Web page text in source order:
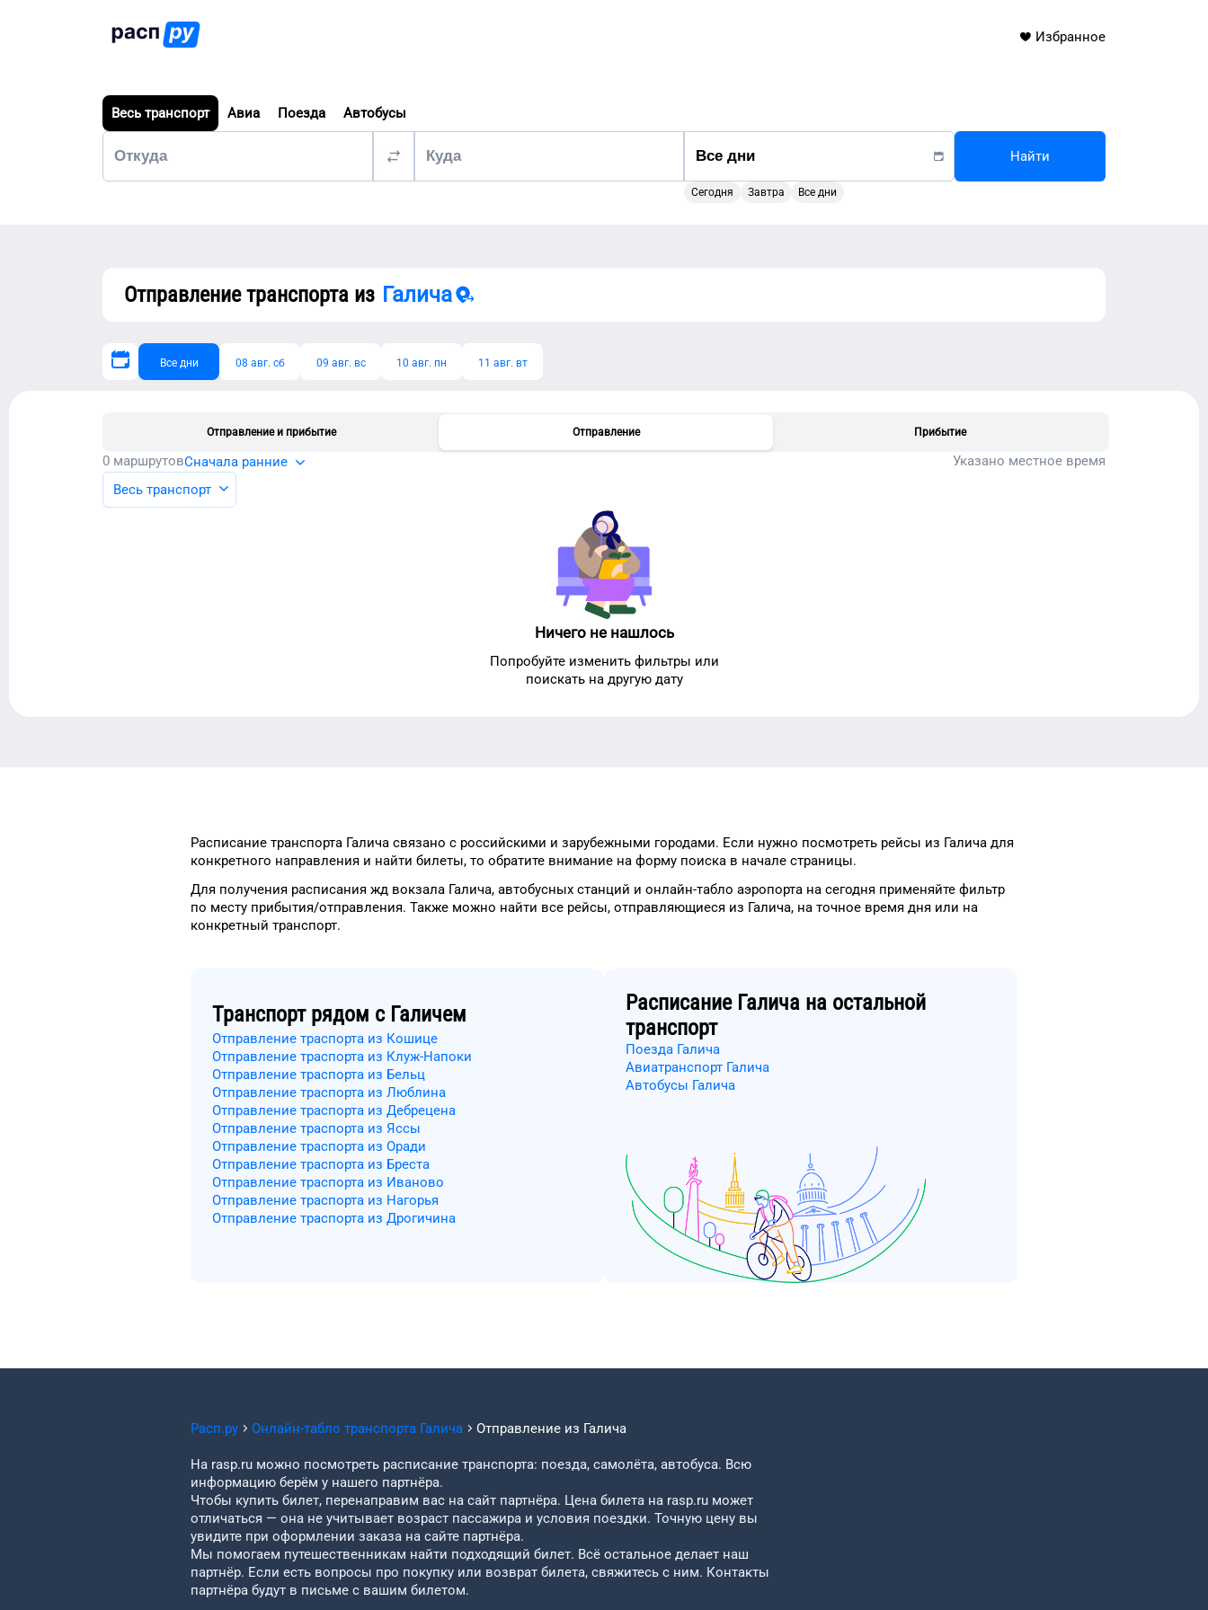
Избранное
Весь транспорт Авиа Поезда Автобусы
Сегодня Завтра Все дни
Найти
Отправление транспорта из Галича
Все дни 08 авг. сб 09 авг. вс 10 авг. пн 11 авг. вт
Отправление и прибытие Отправление Прибытие
0 маршрутовСначала ранние
Указано местное время
Весь транспорт
Ничего не нашлось
Попробуйте изменить фильтры или
поискать на другую дату
Расписание транспорта Галича связано с российскими и зарубежными городами. Если нужно посмотреть рейсы из Галича для
конкретного направления и найти билеты, то обратите внимание на форму поиска в начале страницы.
Для получения расписания жд вокзала Галича, автобусных станций и онлайн-табло аэропорта на сегодня применяйте фильтр
по месту прибытия/отправления. Также можно найти все рейсы, отправляющиеся из Галича, на точное время дня или на
конкретный транспорт.
Транспорт рядом с Галичем
Отправление траспорта из Кошице
Отправление траспорта из Клуж-Напоки
Отправление траспорта из Бельц
Отправление траспорта из Люблина
Отправление траспорта из Дебрецена
Отправление траспорта из Яссы
Отправление траспорта из Оради
Отправление траспорта из Бреста
Отправление траспорта из Иваново
Отправление траспорта из Нагорья
Отправление траспорта из Дрогичина
Расписание Галича на остальной
транспорт
Поезда Галича
Авиатранспорт Галича
Автобусы Галича
Расп.ру Онлайн-табло транспорта Галича Отправление из Галича
На rasp.ru можно посмотреть расписание транспорта: поезда, самолёта, автобуса. Всю
информацию берём у нашего партнёра.
Чтобы купить билет, перенаправим вас на сайт партнёра. Цена билета на rasp.ru может
отличаться — она не учитывает возраст пассажира и условия поездки. Точную цену вы
увидите при оформлении заказа на сайте партнёра.
Мы помогаем путешественникам найти подходящий билет. Всё остальное делает наш
партнёр. Если есть вопросы про покупку или возврат билета, свяжитесь с ним. Контакты
партнёра будут в письме с вашим билетом.